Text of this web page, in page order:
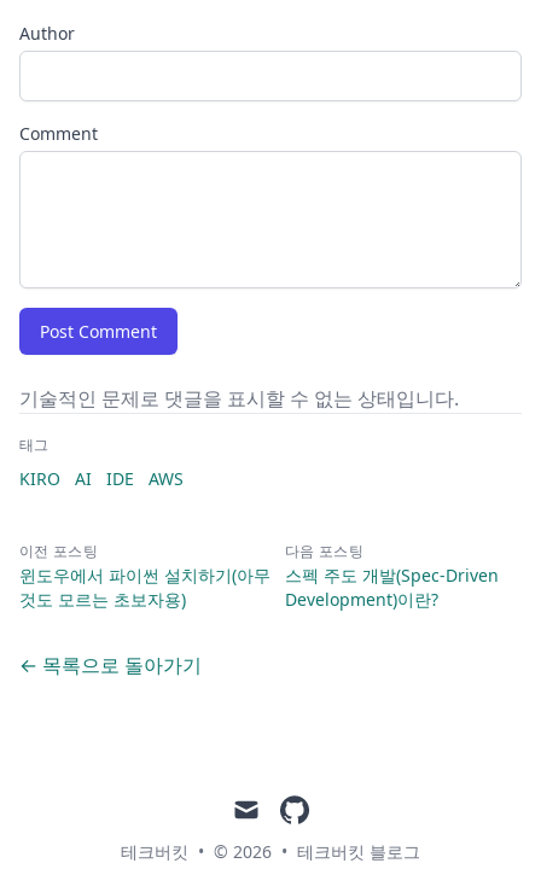
Author
Comment
Post Comment
기술적인 문제로 댓글을 표시할 수 없는 상태입니다.
태그
KIRO AI IDE AWS
이전 포스팅
윈도우에서 파이썬 설치하기(아무
것도 모르는 초보자용)
다음 포스팅
스펙 주도 개발(Spec-Driven
Development)이란?
← 목록으로 돌아가기
mail
github
테크버킷 • © 2026 • 테크버킷 블로그